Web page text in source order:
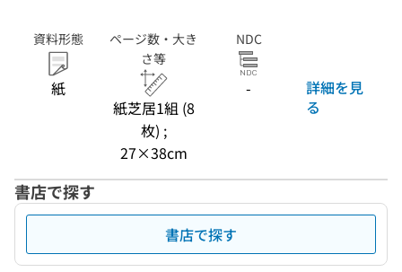
資料形態
紙
ページ数・大き
さ等
紙芝居1組 (8
枚) ;
27×38cm
NDC
-
詳細を見
る
書店で探す
書店で探す